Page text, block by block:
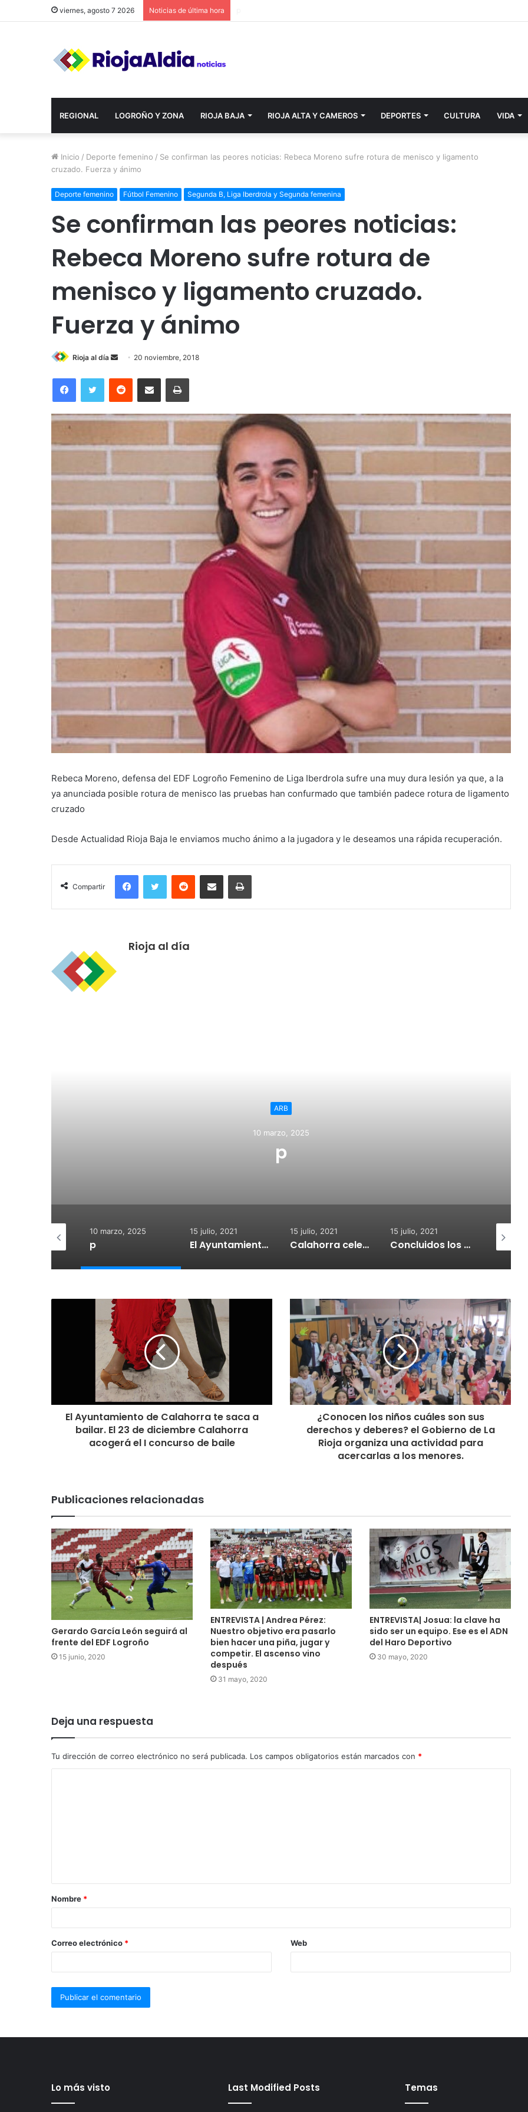
viernes, agosto 7 2026 Noticias de última hora
REGIONAL LOGROÑO Y ZONA RIOJA BAJA RIOJA ALTA Y CAMEROS DEPORTES CULTURA VIDA
Inicio / Deporte femenino / Se confirman las peores noticias: Rebeca Moreno sufre rotura de menisco y ligamento
cruzado. Fuerza y ánimo
Deporte femenino Fútbol Femenino Segunda B, Liga Iberdrola y Segunda femenina
Se confirman las peores noticias:
Rebeca Moreno sufre rotura de
menisco y ligamento cruzado.
Fuerza y ánimo
Rioja al día
n
d
a
e
20 noviembre, 2018
Rebeca Moreno, defensa del EDF Logroño Femenino de Liga Iberdrola sufre una muy dura lesión ya que, a la
ya anunciada posible rotura de menisco las pruebas han confurmado que también padece rotura de ligamento
cruzado
Desde Actualidad Rioja Baja le enviamos mucho ánimo a la jugadora y le deseamos una rápida recuperación.
Compartir
Rioja al día
ARB
10 marzo, 2025
p
10 marzo, 2025
p
15 julio, 2021
El Ayuntamiento de Calahorra convoca subvenciones para la adquisión de medidores de CO2
15 julio, 2021
Calahorra celebrará el Croquetur II
15 julio, 2021
Concluidos los trabajos de reposición del asfaltado de Calahorra
El Ayuntamiento de Calahorra te saca a
bailar. El 23 de diciembre Calahorra
acogerá el I concurso de baile
¿Conocen los niños cuáles son sus
derechos y deberes? el Gobierno de La
Rioja organiza una actividad para
acercarlas a los menores.
Publicaciones relacionadas
Gerardo García León seguirá al
frente del EDF Logroño
15 junio, 2020
ENTREVISTA | Andrea Pérez:
Nuestro objetivo era pasarlo
bien hacer una piña, jugar y
competir. El ascenso vino
después
31 mayo, 2020
ENTREVISTA| Josua: la clave ha
sido ser un equipo. Ese es el ADN
del Haro Deportivo
30 mayo, 2020
Deja una respuesta
Tu dirección de correo electrónico no será publicada. Los campos obligatorios están marcados con *
Nombre *
Correo electrónico * Web
Lo más visto Last Modified Posts Temas